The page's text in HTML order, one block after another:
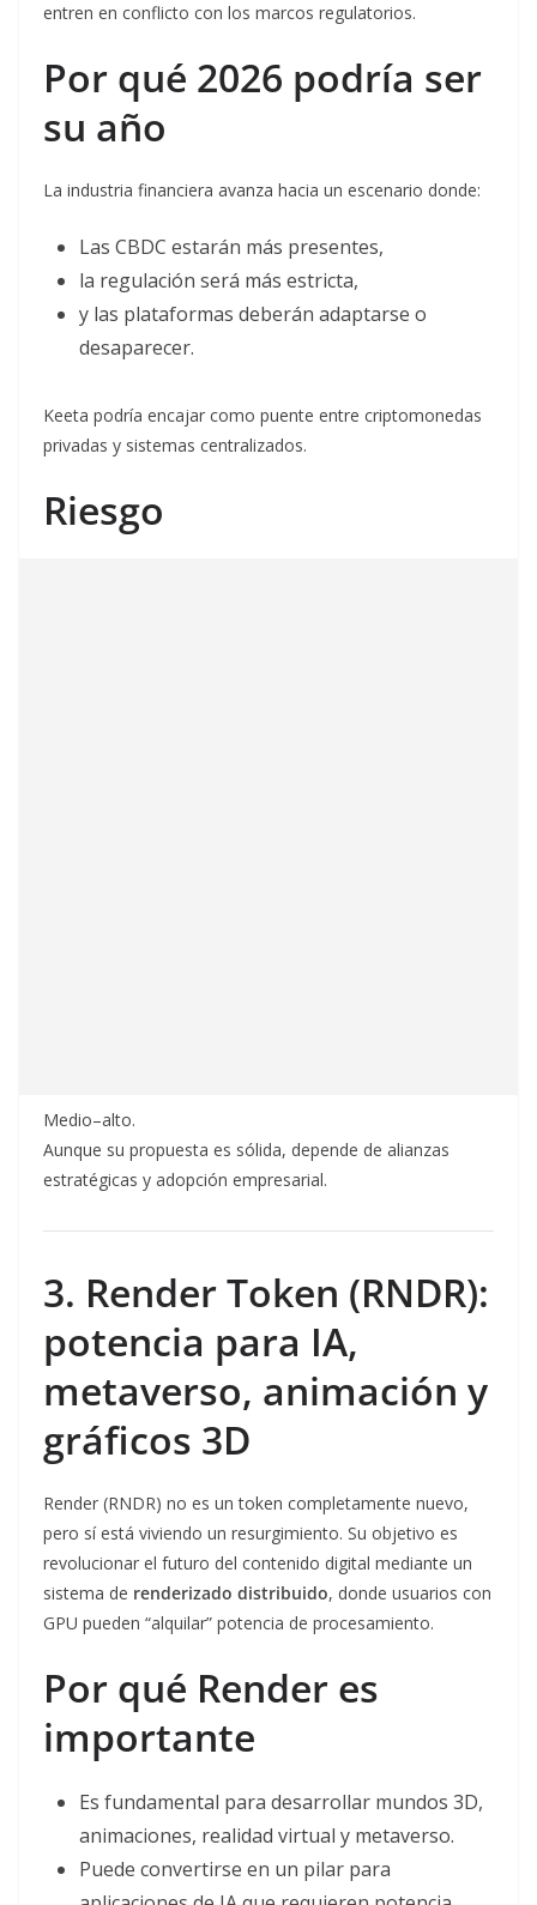
entren en conflicto con los marcos regulatorios.
Por qué 2026 podría ser
su año
La industria financiera avanza hacia un escenario donde:
Las CBDC estarán más presentes,
la regulación será más estricta,
y las plataformas deberán adaptarse o
desaparecer.
Keeta podría encajar como puente entre criptomonedas
privadas y sistemas centralizados.
Riesgo
Medio–alto.
Aunque su propuesta es sólida, depende de alianzas
estratégicas y adopción empresarial.
3. Render Token (RNDR):
potencia para IA,
metaverso, animación y
gráficos 3D
Render (RNDR) no es un token completamente nuevo,
pero sí está viviendo un resurgimiento. Su objetivo es
revolucionar el futuro del contenido digital mediante un
sistema de renderizado distribuido, donde usuarios con
GPU pueden “alquilar” potencia de procesamiento.
Por qué Render es
importante
Es fundamental para desarrollar mundos 3D,
animaciones, realidad virtual y metaverso.
Puede convertirse en un pilar para